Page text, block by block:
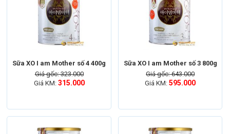
Sữa XO I am Mother số 4 400g
Giá gốc: 323.000
Giá KM: 315.000
Sữa XO I am Mother số 3 800g
Giá gốc: 643.000
Giá KM:595.000